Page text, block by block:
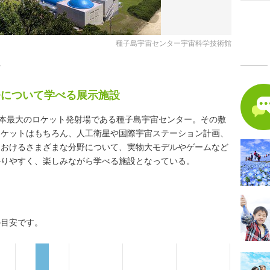
種子島宇宙センター宇宙科学技術館
ついて学べる展示施設
最大のロケット発射場である種子島宇宙センター。その敷
ットはもちろん、人工衛星や国際宇宙ステーション計画、
けるさまざまな分野について、実物大モデルやゲームなど
やすく、楽しみながら学べる施設となっている。
安です。